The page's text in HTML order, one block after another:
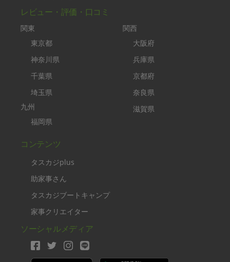
レビュー・評価・口コミ
関東
東京都
神奈川県
千葉県
埼玉県
九州
福岡県
関西
大阪府
兵庫県
京都府
奈良県
滋賀県
コンテンツ
タスカジplus
助家事さん
タスカジブートキャンプ
家事クリエイター
ソーシャルメディア